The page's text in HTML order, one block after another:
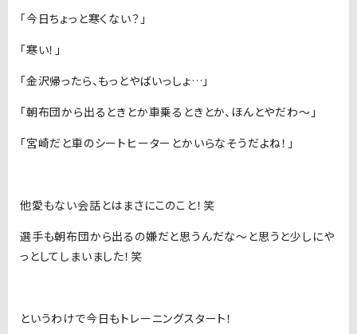
「今日ちょっと寒くない？」
「寒い！」
「金沢帰ったら、もっとやばいっしょ…」
「朝布団から出るときとか車乗るときとか、ほんとやだわ〜」
「宮崎だと車のシートヒーターとかいらなそうだよね！」
他愛もない会話とはまさにこのこと！笑
選手も朝布団から出るの嫌だと思うんだな〜と思うと少しにや
っとしてしまいました！笑
というわけで今日もトレーニングスタート！